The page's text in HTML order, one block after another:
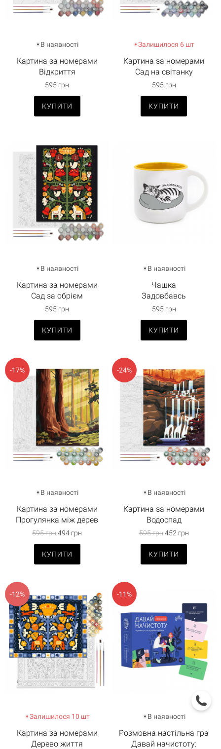
В наявності
Картина за номерами
Відкриття
595 грн
КУПИТИ
Залишилося 6 шт
Картина за номерами
Сад на світанку
595 грн
КУПИТИ
В наявності
Картина за номерами
Сад за обрієм
595 грн
КУПИТИ
В наявності
Чашка
Задовбавсь
595 грн
КУПИТИ
-17%
В наявності
Картина за номерами
Прогулянка між дерев
595 грн494 грн
КУПИТИ
-24%
В наявності
Картина за номерами
Водоспад
595 грн452 грн
КУПИТИ
-12%
Залишилося 10 шт
Картина за номерами
Дерево життя
-11%
В наявності
Розмовна настільна гра
Давай начистоту: